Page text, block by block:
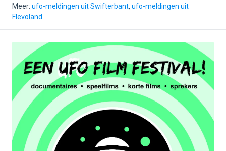
Meer: ufo-meldingen uit Swifterbant, ufo-meldingen uit
Flevoland